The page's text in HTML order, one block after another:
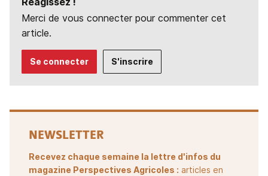
Merci de vous connecter pour commenter cet
article.
Se connecter S'inscrire
NEWSLETTER
Recevez chaque semaine la lettre d'infos du
magazine Perspectives Agricoles : articles en